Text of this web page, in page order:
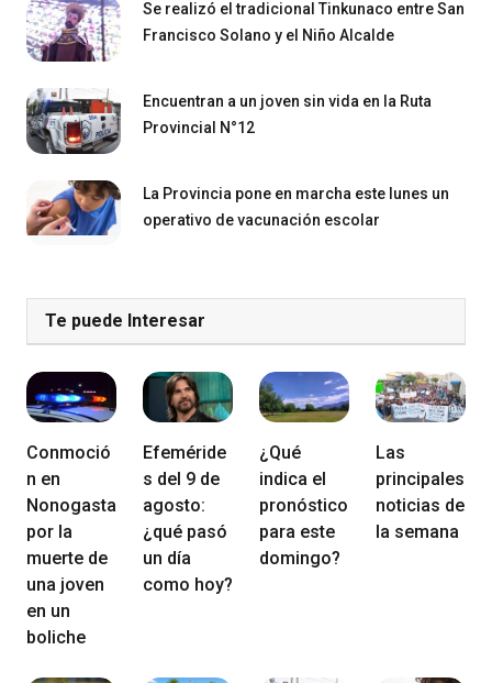
Se realizó el tradicional Tinkunaco entre San
Francisco Solano y el Niño Alcalde
Encuentran a un joven sin vida en la Ruta
Provincial N°12
La Provincia pone en marcha este lunes un
operativo de vacunación escolar
Te puede Interesar
Conmoció
n en
Nonogasta
por la
muerte de
una joven
en un
boliche
Efeméride
s del 9 de
agosto:
¿qué pasó
un día
como hoy?
¿Qué
indica el
pronóstico
para este
domingo?
Las
principales
noticias de
la semana